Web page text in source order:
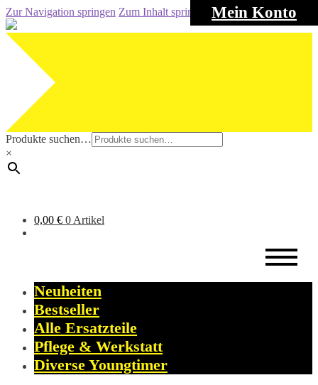
Mein Konto
Zur Navigation springen Zum Inhalt springen
Produkte suchen…
×
0,00 € 0 Artikel
Neuheiten
Bestseller
Alle Ersatzteile
Pflege & Werkstatt
Diverse Youngtimer